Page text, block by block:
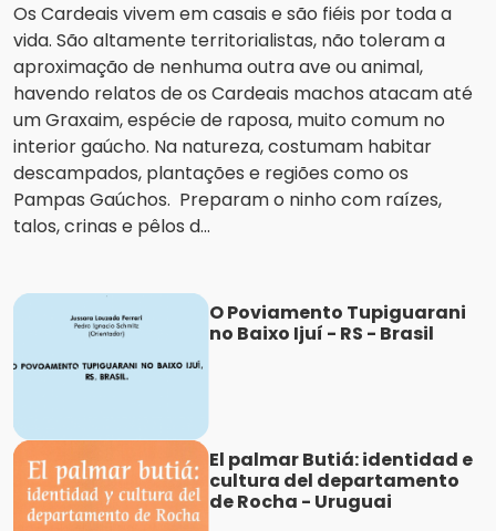
Os Cardeais vivem em casais e são fiéis por toda a
vida. São altamente territorialistas, não toleram a
aproximação de nenhuma outra ave ou animal,
havendo relatos de os Cardeais machos atacam até
um Graxaim, espécie de raposa, muito comum no
interior gaúcho. Na natureza, costumam habitar
descampados, plantações e regiões como os
Pampas Gaúchos. Preparam o ninho com raízes,
talos, crinas e pêlos d...
O Poviamento Tupiguarani
no Baixo Ijuí - RS - Brasil
El palmar Butiá: identidad e
cultura del departamento
de Rocha - Uruguai